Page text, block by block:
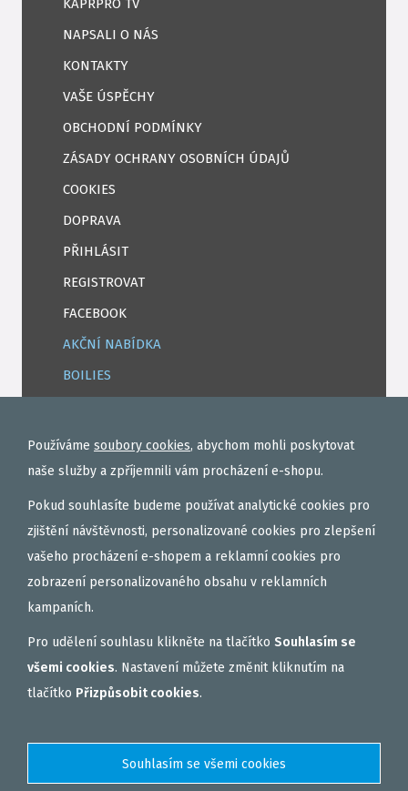
KAPRPRO TV
NAPSALI O NÁS
KONTAKTY
VAŠE ÚSPĚCHY
OBCHODNÍ PODMÍNKY
ZÁSADY OCHRANY OSOBNÍCH ÚDAJŮ
COOKIES
DOPRAVA
PŘIHLÁSIT
REGISTROVAT
FACEBOOK
AKČNÍ NABÍDKA
BOILIES
TEKUTÉ
OBALOVAČKY
VAŘENÝ PARTIKL
BIŽUTERIE NA MONTÁŽE
DÁRKOVÝ POUKAZ, DÁRKOVÁ KAZETA
AKČNÍ SETY
VNADÍCÍ, KRMÍTKOVÉ SMĚSI
PVA PUNČOCHY A SÁČKY
Používáme soubory cookies, abychom mohli poskytovat
naše služby a zpříjemnili vám procházení e-shopu.
Pokud souhlasíte budeme používat analytické cookies pro
zjištění návštěvnosti, personalizované cookies pro zlepšení
vašeho procházení e-shopem a reklamní cookies pro
zobrazení personalizovaného obsahu v reklamních
kampaních.
Pro udělení souhlasu klikněte na tlačítko Souhlasím se
všemi cookies. Nastavení můžete změnit kliknutím na
tlačítko Přizpůsobit cookies.